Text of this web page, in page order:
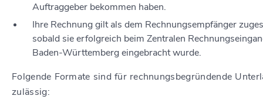
Auftraggeber bekommen haben.
Ihre Rechnung gilt als dem Rechnungsempfänger
sobald sie erfolgreich beim Zentralen
Baden-Württemberg eingebracht wurde.
Folgende Formate sind für rechnungsbegründende
zulässig: